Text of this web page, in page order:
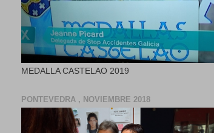
MEDALLA CASTELAO 2019
PONTEVEDRA , NOVIEMBRE 2018